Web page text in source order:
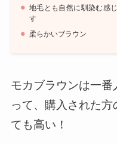
地毛とも自然に馴染む感
す
柔らかいブラウン
モカブラウンは一
って、購入された
ても高い！